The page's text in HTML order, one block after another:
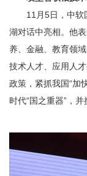
11月5日，中软国
湖对话中亮相。他
养、金融、教育领
技术人才、应用人
政策，紧抓我国“加
时代“国之重器”，